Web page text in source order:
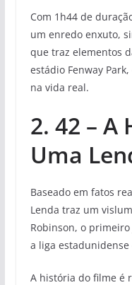
Com 1h44 de
um enredo enxuto,
que traz elementos
estádio Fenway
na vida real.
2. 42 –
Uma
Baseado em fatos
Lenda traz um
Robinson, o
a liga estadunidense
A história do filme é